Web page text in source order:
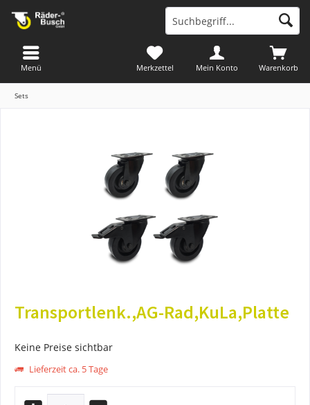
Warenkorb
Merkzettel Mein Konto
Menü
Sets
Transportlenk.,AG-Rad,KuLa,Platte
Keine Preise sichtbar
Lieferzeit ca. 5 Tage